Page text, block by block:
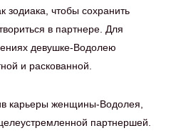
зодиака, чтобы сохранить
в партнере. Для
девушке-Водолею
и раскованной.
карьеры женщины-Водолея,
партнершей.